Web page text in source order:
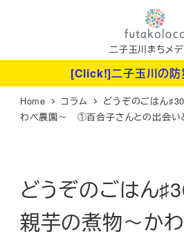
ン
二子玉川まちメデ
[Click!]二子玉川の防
Home コラム
どうぞのごはん
わべ農園～ ①百合子さんとの出会い
どうぞのごはん
親芋の煮物～か